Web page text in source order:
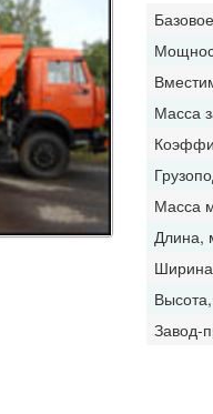
Масса
Масса
Длина,
Завод-